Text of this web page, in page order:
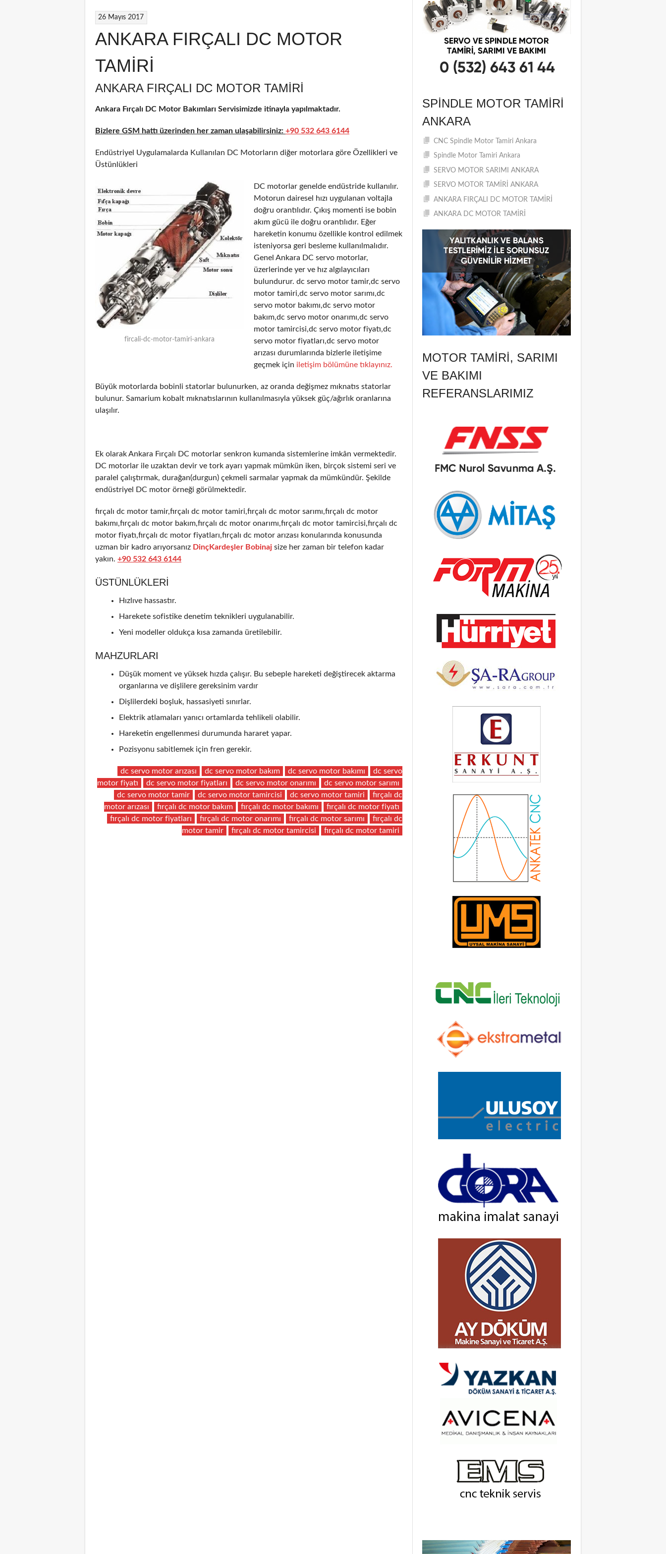
26 Mayıs 2017
ANKARA FIRÇALI DC MOTOR
TAMİRİ
ANKARA FIRÇALI DC MOTOR TAMIRI
Ankara Fırçalı DC Motor Bakımları Servisimizde itinayla yapılmaktadır.
Bizlere GSM hattı üzerinden her zaman ulaşabilirsiniz: +90 532 643 6144
Endüstriyel Uygulamalarda Kullanılan DC Motorların diğer motorlara göre Özellikleri ve
Üstünlükleri
fircali-dc-motor-tamiri-ankara
DC motorlar genelde endüstride kullanılır.
Motorun dairesel hızı uygulanan voltajla
doğru orantılıdır. Çıkış momenti ise bobin
akım gücü ile doğru orantılıdır. Eğer
hareketin konumu özellikle kontrol edilmek
isteniyorsa geri besleme kullanılmalıdır.
Genel Ankara DC servo motorlar,
üzerlerinde yer ve hız algılayıcıları
bulundurur. dc servo motor tamir,dc servo
motor tamiri,dc servo motor sarımı,dc
servo motor bakımı,dc servo motor
bakım,dc servo motor onarımı,dc servo
motor tamircisi,dc servo motor fiyatı,dc
servo motor fiyatları,dc servo motor
arızası durumlarında bizlerle iletişime
geçmek için iletişim bölümüne tıklayınız.
Büyük motorlarda bobinli statorlar bulunurken, az oranda değişmez mıknatıs statorlar
bulunur. Samarium kobalt mıknatıslarının kullanılmasıyla yüksek güç/ağırlık oranlarına
ulaşılır.
Ek olarak Ankara Fırçalı DC motorlar senkron kumanda sistemlerine imkân vermektedir.
DC motorlar ile uzaktan devir ve tork ayarı yapmak mümkün iken, birçok sistemi seri ve
paralel çalıştırmak, durağan(durgun) çekmeli sarmalar yapmak da mümkündür. Şekilde
endüstriyel DC motor örneği görülmektedir.
fırçalı dc motor tamir,fırçalı dc motor tamiri,fırçalı dc motor sarımı,fırçalı dc motor
bakımı,fırçalı dc motor bakım,fırçalı dc motor onarımı,fırçalı dc motor tamircisi,fırçalı dc
motor fiyatı,fırçalı dc motor fiyatları,fırçalı dc motor arızası konularında konusunda
uzman bir kadro arıyorsanız DinçKardeşler Bobinaj size her zaman bir telefon kadar
yakın. +90 532 643 6144
ÜSTÜNLÜKLERI
Hızlıve hassastır.
Harekete sofistike denetim teknikleri uygulanabilir.
Yeni modeller oldukça kısa zamanda üretilebilir.
MAHZURLARI
Düşük moment ve yüksek hızda çalışır. Bu sebeple hareketi değiştirecek aktarma
organlarına ve dişlilere gereksinim vardır
Dişlilerdeki boşluk, hassasiyeti sınırlar.
Elektrik atlamaları yanıcı ortamlarda tehlikeli olabilir.
Hareketin engellenmesi durumunda hararet yapar.
Pozisyonu sabitlemek için fren gerekir.
dc servo motor arızası dc servo motor bakım dc servo motor bakımı
dc servo
motor fiyatı
dc servo motor fiyatları dc servo motor onarımı
dc servo motor sarımı
dc servo motor tamir
dc servo motor tamircisi dc servo motor tamiri
fırçalı dc
motor arızası
fırçalı dc motor bakım fırçalı dc motor bakımı
fırçalı dc motor fiyatı
fırçalı dc motor fiyatları
fırçalı dc motor onarımı fırçalı dc motor sarımı
fırçalı dc
motor tamir
fırçalı dc motor tamircisi fırçalı dc motor tamiri
SPINDLE MOTOR TAMIRI
ANKARA
CNC Spindle Motor Tamiri Ankara
Spindle Motor Tamiri Ankara
SERVO MOTOR SARIMI ANKARA
SERVO MOTOR TAMİRİ ANKARA
ANKARA FIRÇALI DC MOTOR TAMİRİ
ANKARA DC MOTOR TAMİRİ
MOTOR TAMIRI, SARIMI
VE BAKIMI
REFERANSLARIMIZ